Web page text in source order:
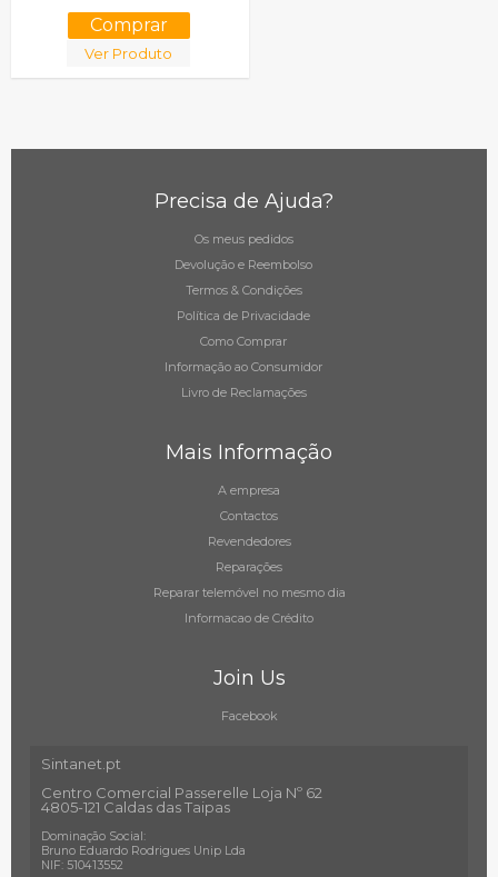
Ver Produto
Precisa de Ajuda?
Os meus pedidos
Devolução e Reembolso
Termos & Condições
Política de Privacidade
Como Comprar
Informação ao Consumidor
Livro de Reclamações
Mais Informação
A empresa
Contactos
Revendedores
Reparações
Reparar telemóvel no mesmo dia
Informacao de Crédito
Join Us
Facebook
Sintanet.pt
Centro Comercial Passerelle Loja Nº 62
4805-121 Caldas das Taipas
Dominação Social:
Bruno Eduardo Rodrigues Unip Lda
NIF: 510413552